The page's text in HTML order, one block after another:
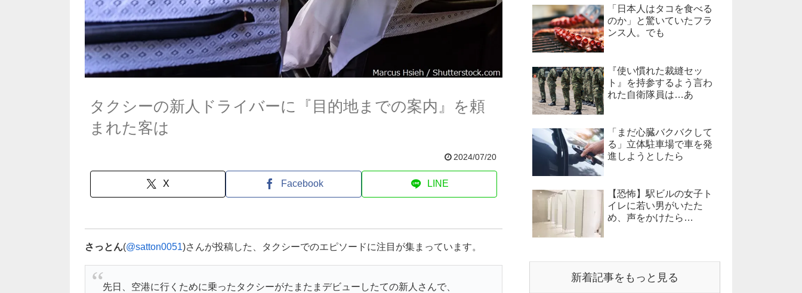
タクシーの新人ドライバーに『目的地までの案内』を頼
まれた客は
2024/07/20
X Facebook LINE
さっとん(@satton0051)さんが投稿した、タクシーでのエピソードに注目が集まっています。
先日、空港に行くために乗ったタクシーがたまたまデビューしたての新人さんで、
「日本人はタコを食べる
のか」と驚いていたフラ
ンス人。でも
『使い慣れた裁縫セッ
ト』を持参するよう言わ
れた自衛隊員は…あ
「まだ心臓バクバクして
る」立体駐車場で車を発
進しようとしたら
【恐怖】駅ビルの女子ト
イレに若い男がいたた
め、声をかけたら…
新着記事をもっと見る